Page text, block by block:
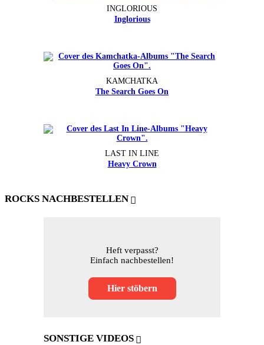
INGLORIOUS
Inglorious
KAMCHATKA
The Search Goes On
LAST IN LINE
Heavy Crown
ROCKS NACHBESTELLEN
Heft verpasst?
Einfach nachbestellen!
Hier stöbern
SONSTIGE VIDEOS